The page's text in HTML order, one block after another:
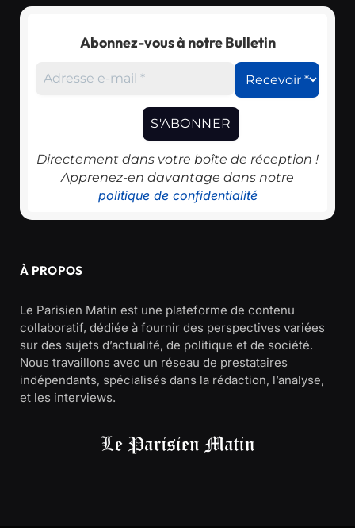
Abonnez-vous à notre Bulletin
Directement dans votre boîte de réception !
Apprenez-en davantage dans notre
politique de confidentialité
À PROPOS
Le Parisien Matin est une plateforme de contenu
collaboratif, dédiée à fournir des perspectives variées
sur des sujets d’actualité, de politique et de société.
Nous travaillons avec un réseau de prestataires
indépendants, spécialisés dans la rédaction, l’analyse,
et les interviews.